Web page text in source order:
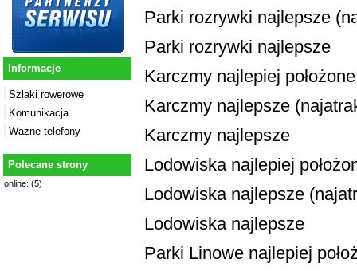
Informacje
Szlaki rowerowe
Komunikacja
Ważne telefony
Polecane strony
online: (5)
Parki rozrywki najlepsze
Parki rozrywki najlepsze
Karczmy najlepiej położone
Karczmy najlepsze
Karczmy najlepsze
Lodowiska najlepiej
Lodowiska najlepsze
Lodowiska najlepsze
Parki Linowe najlepiej